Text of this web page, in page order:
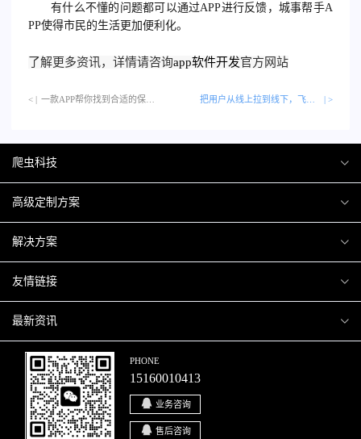
有什么不懂的问题都可以通过APP进行反馈，城事帮手A
PP使得市民的生活更加便利化。
了解更多资讯，详情请咨询app软件开发官方网站
< | | >
爬虫科技
爬虫案例
关于爬虫
高级定制方案
H5互动营销
微信小程序
移动APP
解决方案
商城解决方案
商城会员积分商城解决方案
网站解决方案
智慧校园解决方案
智慧停车解决方案
友情链接
厦门小程序开发
厦门APP开发
厦门微商城开发
博客园
最新资讯
行业资讯
爬虫动态
PHONE
15160010413
业务咨询
售后咨询